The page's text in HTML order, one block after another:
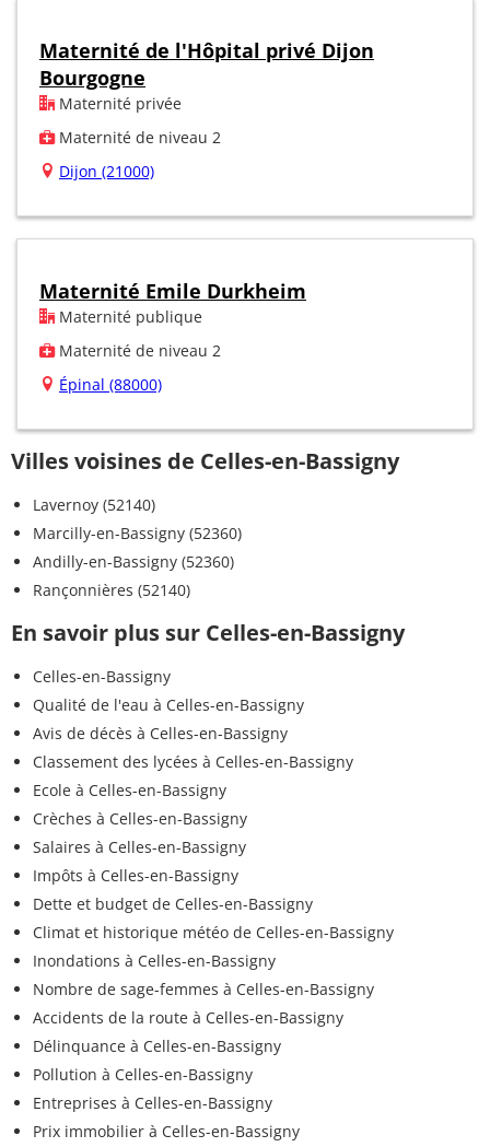
Maternité de l'Hôpital privé Dijon
Bourgogne
Maternité privée
Maternité de niveau 2
Dijon (21000)
Maternité Emile Durkheim
Maternité publique
Maternité de niveau 2
Épinal (88000)
Villes voisines de Celles-en-Bassigny
Lavernoy (52140)
Marcilly-en-Bassigny (52360)
Andilly-en-Bassigny (52360)
Rançonnières (52140)
En savoir plus sur Celles-en-Bassigny
Celles-en-Bassigny
Qualité de l'eau à Celles-en-Bassigny
Avis de décès à Celles-en-Bassigny
Classement des lycées à Celles-en-Bassigny
Ecole à Celles-en-Bassigny
Crèches à Celles-en-Bassigny
Salaires à Celles-en-Bassigny
Impôts à Celles-en-Bassigny
Dette et budget de Celles-en-Bassigny
Climat et historique météo de Celles-en-Bassigny
Inondations à Celles-en-Bassigny
Nombre de sage-femmes à Celles-en-Bassigny
Accidents de la route à Celles-en-Bassigny
Délinquance à Celles-en-Bassigny
Pollution à Celles-en-Bassigny
Entreprises à Celles-en-Bassigny
Prix immobilier à Celles-en-Bassigny